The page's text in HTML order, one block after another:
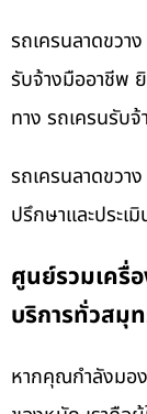
รถเครนลาดขวา
รับจ้างมืออาชีพ
ทาง รถเครนรับ
รถเครนลาดขวา
ปรึกษาและประเ
ศูนย์รวมเครื่
บริการทั่วสมุท
หากคุณกำลังมอ